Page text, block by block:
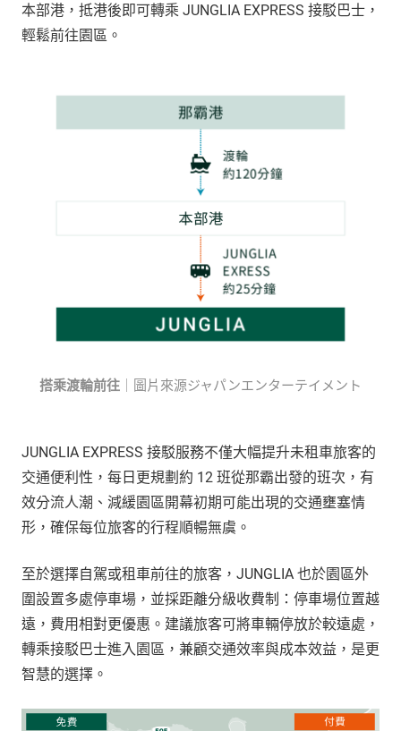
本部港，抵港後即可轉乘 JUNGLIA EXPRESS 接駁巴士，
輕鬆前往園區。
搭乘渡輪前往 ｜圖片來源ジャパンエンターテイメント
JUNGLIA EXPRESS 接駁服務不僅大幅提升未租車旅客的
交通便利性，每日更規劃約 12 班從那霸出發的班次，有
效分流人潮、減緩園區開幕初期可能出現的交通壅塞情
形，確保每位旅客的行程順暢無虞。
至於選擇自駕或租車前往的旅客，JUNGLIA 也於園區外
圍設置多處停車場，並採距離分級收費制：停車場位置越
遠，費用相對更優惠。建議旅客可將車輛停放於較遠處，
轉乘接駁巴士進入園區，兼顧交通效率與成本效益，是更
智慧的選擇。